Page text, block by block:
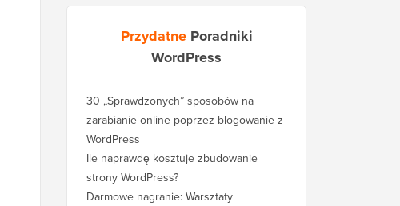
Przydatne Poradniki
WordPress
30 „Sprawdzonych” sposobów na
zarabianie online poprzez blogowanie z
WordPress
Ile naprawdę kosztuje zbudowanie
strony WordPress?
Darmowe nagranie: Warsztaty